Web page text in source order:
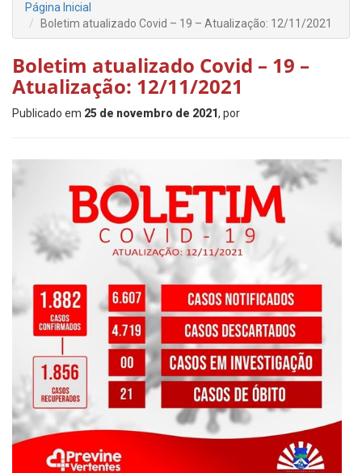
Página Inicial
Boletim atualizado Covid – 19 – Atualização: 12/11/2021
Boletim atualizado Covid – 19 –
Atualização: 12/11/2021
Publicado em 25 de novembro de 2021, por